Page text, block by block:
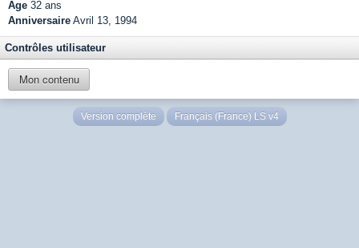
Âge 32 ans
Anniversaire Avril 13, 1994
Contrôles utilisateur
Mon contenu
Version complète Français (France) LS v4